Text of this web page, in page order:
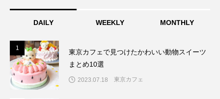
DAILY WEEKLY MONTHLY
1
東京カフェで見つけたかわいい動物スイーツ
まとめ10選
2023.07.18 東京カフェ